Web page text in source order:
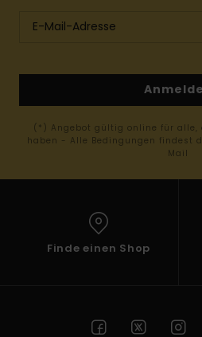
(*) Angebot gültig online für alle,
haben - Alle Bedingungen findest
Mail
Finde einen Shop